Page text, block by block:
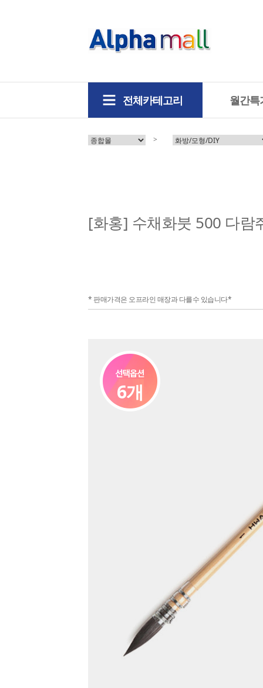
전체카테고리 월간특
>
[화홍] 수채화붓 500 다람
* 판매가격은 오프라인 매장과 다를수 있습니다*
6개